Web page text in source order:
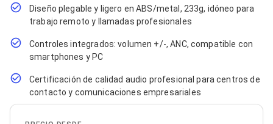
Cableado Estructurado
Sujetadores de Cables
Cinchos
Adaptadores
Adaptadores PC
Adaptadores PC USB
Adaptadores PC Serial
Adaptadores PC SATA
Adaptadores PC IDE
Adaptadores PC Teclado
Diseño plegable y ligero en ABS/metal, 233g, idóneo para
trabajo remoto y llamadas profesionales
Controles integrados: volumen +/-, ANC, compatible con
smartphones y PC
Certificación de calidad audio profesional para centros de
contacto y comunicaciones empresariales